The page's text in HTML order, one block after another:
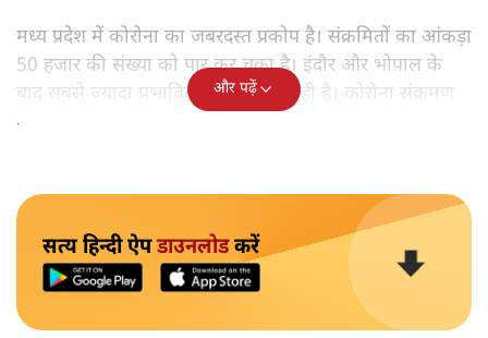
मध्य प्रदेश में कोरोना का जबरदस्त प्रकोप है। संक्रमितों का आंकड़ा
50 हजार की संख्या को पार कर चुका है। इंदौर और भोपाल के
बाद सबसे ज्यादा प्रभावित ग्वालियर शहर ही है। कोरोना संक्रमण
बेकाबू है और हर दिन सैकड़ों रोगी मध्य प्रदेश में मिल रहे हैं।
और पढ़ें
सत्य हिन्दी ऐपडाउनलोडकरें